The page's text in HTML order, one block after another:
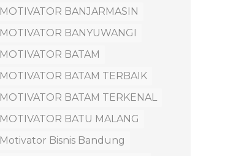
MOTIVATOR BANJARMASIN
MOTIVATOR BANYUWANGI
MOTIVATOR BATAM
MOTIVATOR BATAM TERBAIK
MOTIVATOR BATAM TERKENAL
MOTIVATOR BATU MALANG
Motivator Bisnis Bandung